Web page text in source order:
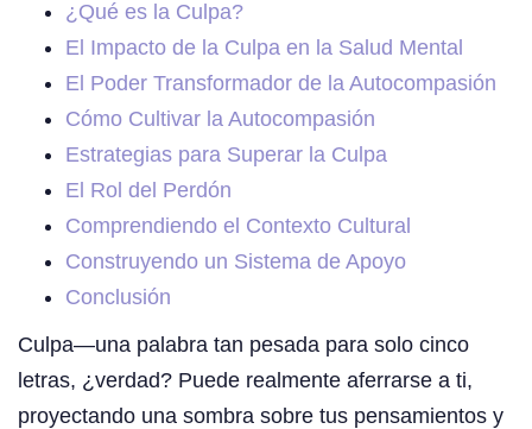
¿Qué es la Culpa?
El Impacto de la Culpa en la Salud Mental
El Poder Transformador de la Autocompasión
Cómo Cultivar la Autocompasión
Estrategias para Superar la Culpa
El Rol del Perdón
Comprendiendo el Contexto Cultural
Construyendo un Sistema de Apoyo
Conclusión
Culpa—una palabra tan pesada para solo cinco
letras, ¿verdad? Puede realmente aferrarse a ti,
proyectando una sombra sobre tus pensamientos y